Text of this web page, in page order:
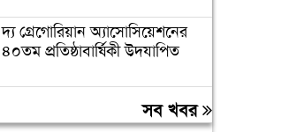
দ্য গ্রেগোরিয়ান অ্যাসোসিয়েশনের
৪০তম প্রতিষ্ঠাবার্ষিকী উদযাপিত
প্রধানমন্ত্রীকে বরণে প্রস্তুত চট্টগ্রাম,
নেতাকর্মীরা উজ্জীবিত
সব খবর